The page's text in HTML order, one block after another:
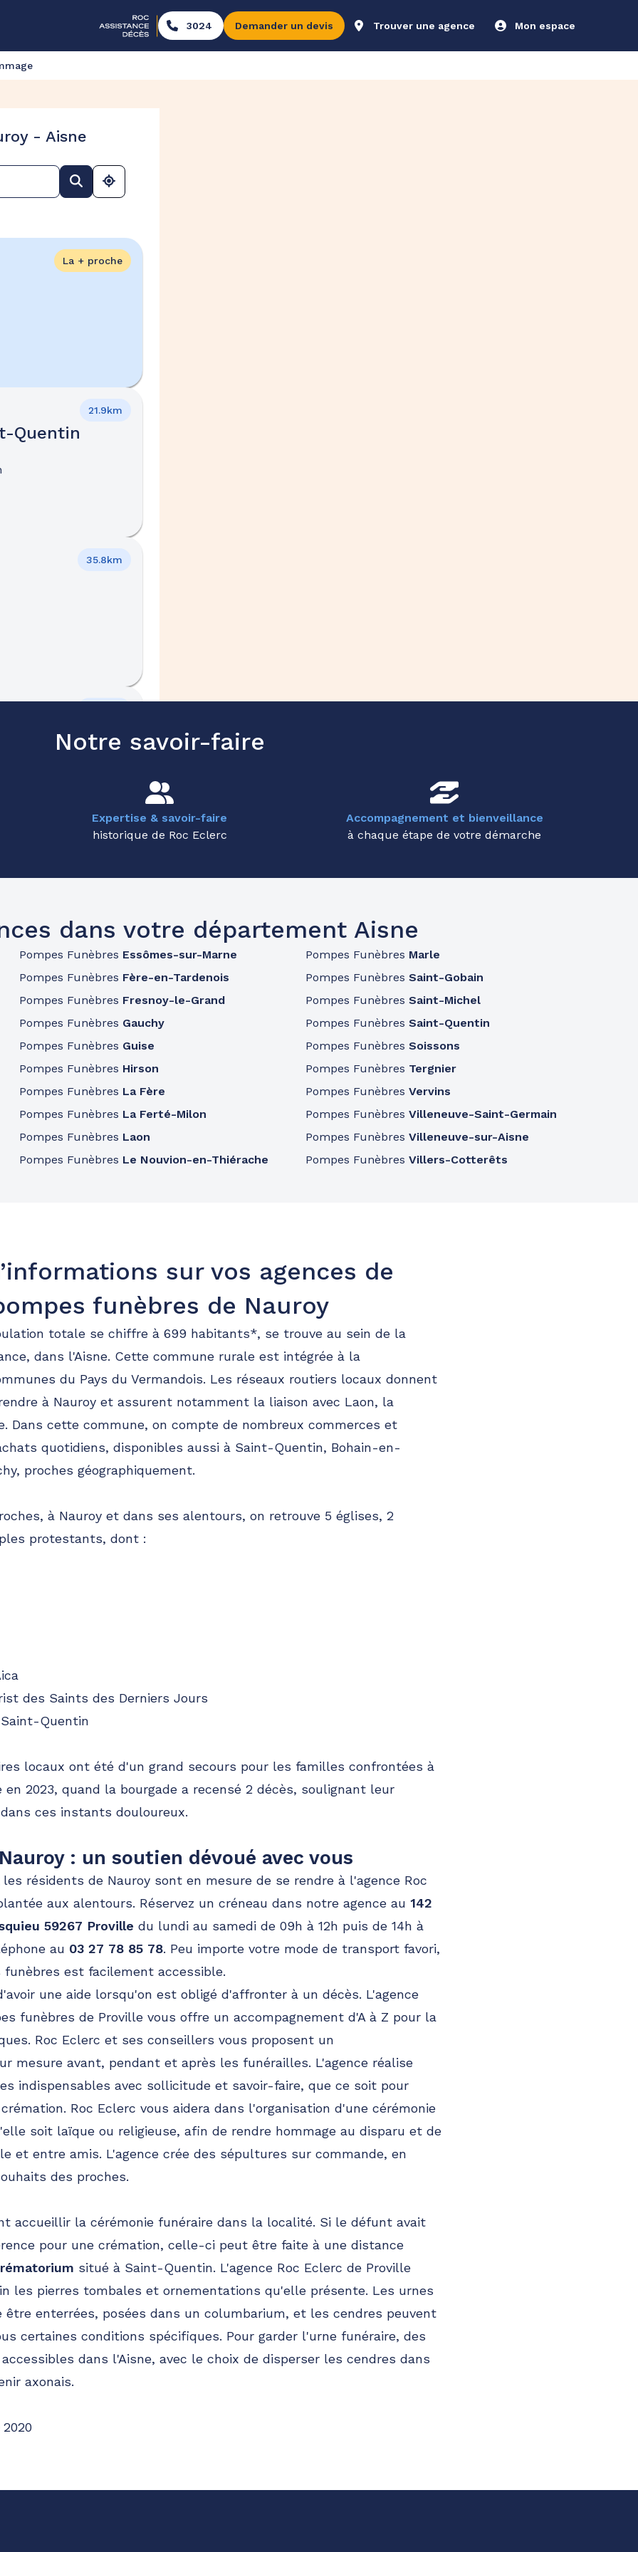
3024 Demander un devis Trouver une agence Mon espace
- Aisne
La + proche
Quentin
21.9km
35.8km
-
50.6km
Notre savoir-faire
Expertise & savoir-faire
historique de Roc Eclerc
Accompagnement et bienveillance
à chaque étape de votre démarche
dans votre département Aisne
Pompes Funèbres Essômes-sur-Marne
Pompes Funèbres Fère-en-Tardenois
Pompes Funèbres Fresnoy-le-Grand
Pompes Funèbres Gauchy
Pompes Funèbres Guise
Pompes Funèbres Hirson
Pompes Funèbres La Fère
Pompes Funèbres La Ferté-Milon
Pompes Funèbres Laon
Pompes Funèbres Le Nouvion-en-Thiérache
Pompes Funèbres Marle
Pompes FunèbresSaint-Gobain
Pompes FunèbresSaint-Michel
Pompes FunèbresSaint-Quentin
Pompes FunèbresSoissons
Pompes Funèbres Tergnier
Pompes FunèbresVervins
Pompes FunèbresVilleneuve-Saint-Germain
Pompes FunèbresVilleneuve-sur-Aisne
Pompes FunèbresVillers-Cotterêts
sur vos agences de
funèbres de Nauroy
totale se chiffre à 699 habitants*, se trouve au sein de la
dans l'Aisne. Cette commune rurale est intégrée à la
du Pays du Vermandois. Les réseaux routiers locaux donnent
à Nauroy et assurent notamment la liaison avec Laon, la
Dans cette commune, on compte de nombreux commerces et
quotidiens, disponibles aussi à Saint-Quentin, Bohain-en-
proches géographiquement.
à Nauroy et dans ses alentours, on retrouve 5 églises, 2
protestants, dont :
des Saints des Derniers Jours
Quentin
locaux ont été d'un grand secours pour les familles confrontées à
2023, quand la bourgade a recensé 2 décès, soulignant leur
ces instants douloureux.
: un soutien dévoué avec vous
résidents de Nauroy sont en mesure de se rendre à l'agence Roc
aux alentours. Réservez un créneau dans notre agence au 142
59267 Proville du lundi au samedi de 09h à 12h puis de 14h à
au 03 27 78 85 78. Peu importe votre mode de transport favori,
funèbres est facilement accessible.
une aide lorsqu'on est obligé d'affronter à un décès. L'agence
funèbres de Proville vous offre un accompagnement d'A à Z pour la
Roc Eclerc et ses conseillers vous proposent un
mesure avant, pendant et après les funérailles. L'agence réalise
indispensables avec sollicitude et savoir-faire, que ce soit pour
Roc Eclerc vous aidera dans l'organisation d'une cérémonie
soit laïque ou religieuse, afin de rendre hommage au disparu et de
et entre amis. L'agence crée des sépultures sur commande, en
des proches.
accueillir la cérémonie funéraire dans la localité. Si le défunt avait
pour une crémation, celle-ci peut être faite à une distance
situé à Saint-Quentin. L'agence Roc Eclerc de Proville
les pierres tombales et ornementations qu'elle présente. Les urnes
être enterrées, posées dans un columbarium, et les cendres peuvent
certaines conditions spécifiques. Pour garder l'urne funéraire, des
dans l'Aisne, avec le choix de disperser les cendres dans
axonais.